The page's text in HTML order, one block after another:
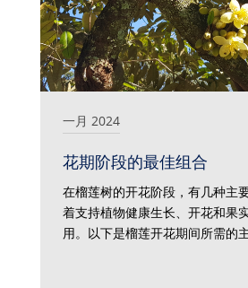
一月 2024
花期阶段的最佳组合
在榴莲树的开花阶段，有几种主
着支持植物健康生长、开花和果
用。以下是榴莲开花期间所需的